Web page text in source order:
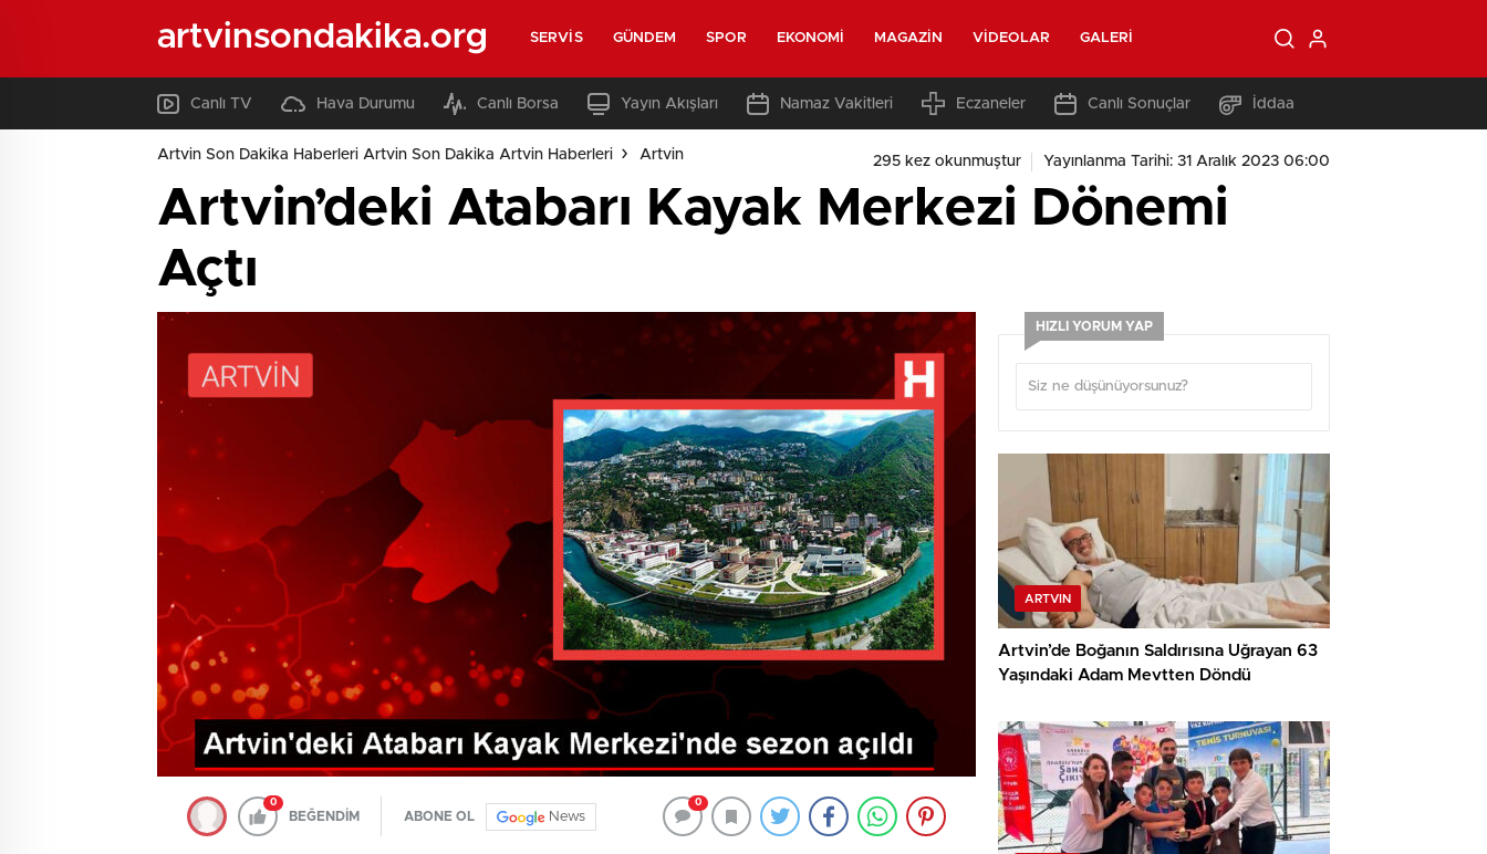
artvinsondakika.org SERVIS GÜNDEM SPOR EKONOMI MAGAZIN VIDEOLAR GALERI
Canlı TV Hava Durumu Canlı Borsa Yayın Akışları Namaz Vakitleri Eczaneler Canlı Sonuçlar İddaa
Artvin Son Dakika Haberleri Artvin Son Dakika Artvin Haberleri Artvin 295 kez okunmuştur Yayınlanma Tarihi: 31 Aralık 2023 06:00
Artvin’deki Atabarı Kayak Merkezi Dönemi
Açtı
0
BEĞENDİM ABONE OL News
0
HIZLI YORUM YAP
ARTVIN
Artvin’de Boğanın Saldırısına Uğrayan 63
Yaşındaki Adam Mevtten Döndü